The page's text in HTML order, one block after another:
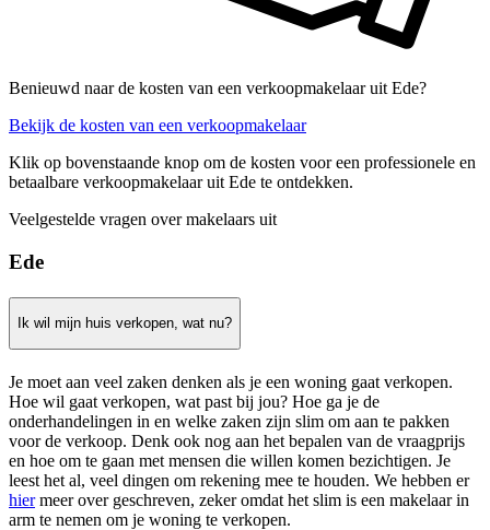
Benieuwd naar de kosten van een verkoopmakelaar uit Ede?
Bekijk de kosten van een verkoopmakelaar
Klik op bovenstaande knop om de kosten voor een professionele en
betaalbare verkoopmakelaar uit Ede te ontdekken.
Veelgestelde vragen over makelaars uit
Ede
Ik wil mijn huis verkopen, wat nu?
Je moet aan veel zaken denken als je een woning gaat verkopen.
Hoe wil gaat verkopen, wat past bij jou? Hoe ga je de
onderhandelingen in en welke zaken zijn slim om aan te pakken
voor de verkoop. Denk ook nog aan het bepalen van de vraagprijs
en hoe om te gaan met mensen die willen komen bezichtigen. Je
leest het al, veel dingen om rekening mee te houden. We hebben er
hiermeer over geschreven, zeker omdat het slim is een makelaar in
arm te nemen om je woning te verkopen.